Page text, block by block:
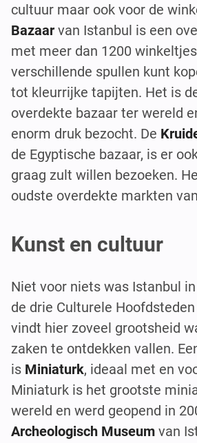
cultuur maar ook voor de
Bazaar van Istanbul is een
met meer dan 1200
verschillende spullen kunt
tot kleurrijke tapijten. Het is
overdekte bazaar ter wereld
enorm druk bezocht. De
de Egyptische bazaar, is er
graag zult willen bezoeken.
oudste overdekte markten
Kunst en cultuur
Niet voor niets was Istanbul
de drie Culturele Hoofdsteden
vindt hier zoveel grootsheid
zaken te ontdekken vallen.
is Miniaturk, ideaal met en
Miniaturk is het grootste
wereld en werd geopend in
Archeologisch Museum van